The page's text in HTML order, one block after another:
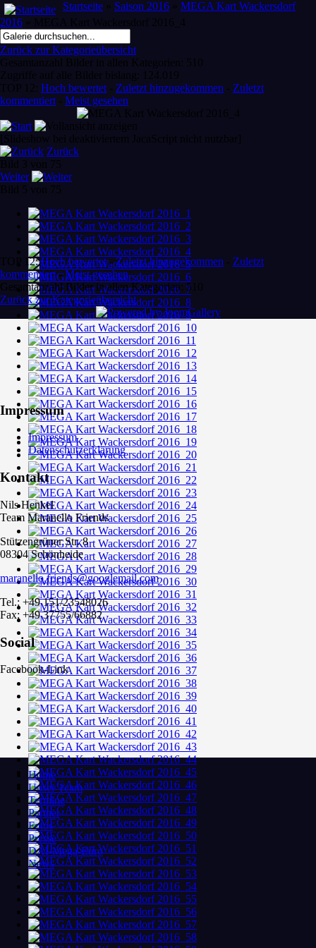
Startseite » Saison 2016 » MEGA Kart Wackersdorf
2016 » MEGA Kart Wackersdorf 2016_4
Zurück zur Kategorieübersicht
Gesamtanzahl Bilder in allen Kategorien: 510
Zugriffe auf alle Bilder bislang: 124.019
TOP 12: Hoch bewertet - Zuletzt hinzugekommen - Zuletzt
kommentiert - Meist gesehen
[Slideshow bei deaktiviertem JacaScript nicht nutzbar]
Zurück
Bild 3 von 75
Weiter
Bild 5 von 75
TOP 12:Hoch bewertet-Zuletzt hinzugekommen - Zuletzt
kommentiert-Meist gesehen
Gesamtanzahl Bilder in allen Kategorien: 510
Zurück zur Kategorieübersicht
Impressum
Impressum
Datenschutzerklärung
Kontakt
Nils Henkel
Team Maranello Friends
Stützengrüner Str. 8
08304 Schönheide
maranello.friends@googlemail.com
Tel.: +49 151/23548026
Fax: +49 37755/66882
Social
Facebook-Link
Home
Unser Team
Termine
Partner
Fotos
Presse
DAI-Mega-Euro
News